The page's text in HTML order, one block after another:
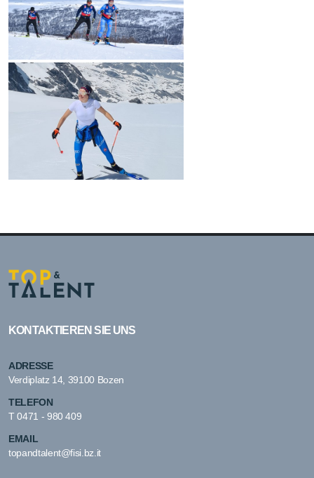
KONTAKTIEREN SIE UNS
ADRESSE
Verdiplatz 14, 39100 Bozen
TELEFON
T0471 - 980 409
EMAIL
topandtalent@fisi.bz.it